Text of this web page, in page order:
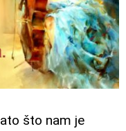
što nam je